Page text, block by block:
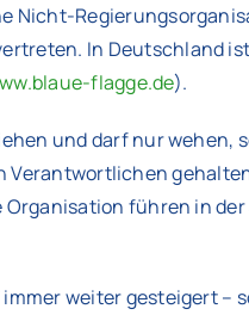
Nicht-
In Deutschland
flagge.de).
und darf nur wehen,
Verantwortlichen
führen in
weiter gesteigert –